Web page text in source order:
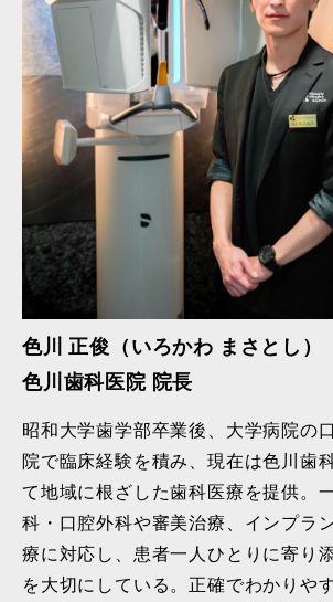
色川 正俊（いろかわ まさとし）
色川歯科医院 院長
昭和大学歯学部卒業後、大学病院の
院で臨床経験を積み、現在は色川歯
て地域に根ざした歯科医療を提供。
科・口腔外科や審美治療、インプラ
療に対応し、患者一人ひとりに寄り
を大切にしている。正確でわかりや